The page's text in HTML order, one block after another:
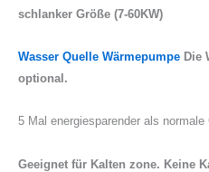
schlanker Größe (7-60KW)
Wasser Quelle Wärmepumpe Die
optional.
5 Mal energiesparender als
Geeignet für Kalten zone. Keine